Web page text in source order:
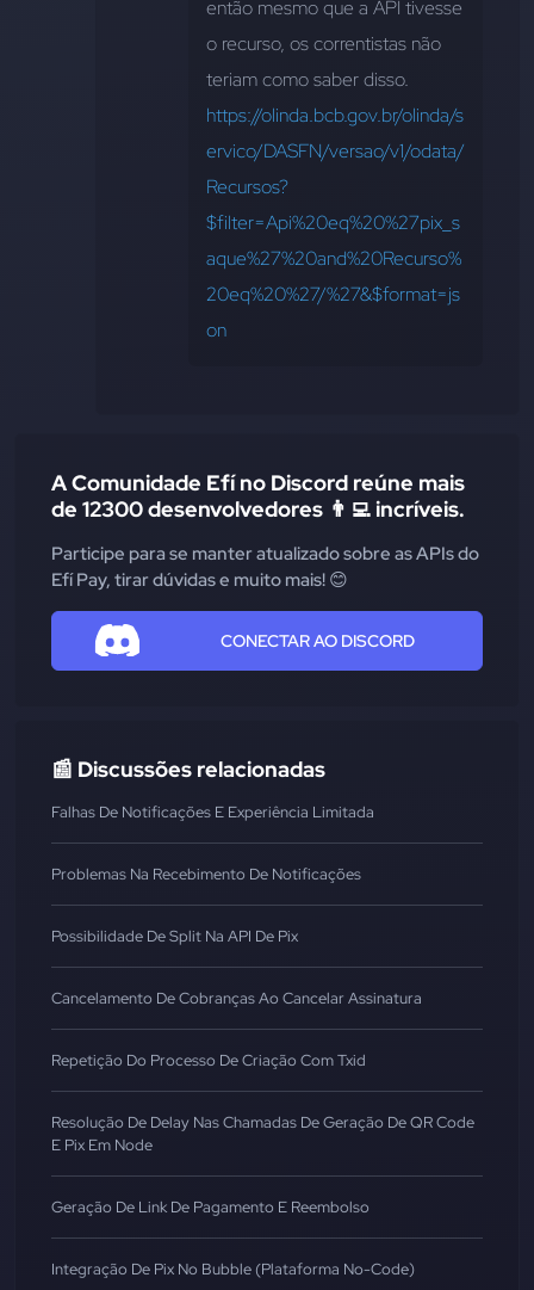
então mesmo que a API tivesse
o recurso, os correntistas não
teriam como saber disso.
https://olinda.bcb.gov.br/olinda/s
ervico/DASFN/versao/v1/odata/
Recursos?
$filter=Api%20eq%20%27pix_s
aque%27%20and%20Recurso%
20eq%20%27/%27&$format=js
on
A Comunidade Efí no Discord reúne mais
de 12300 desenvolvedores 👨‍💻 incríveis.
Participe para se manter atualizado sobre as APIs do
Efí Pay, tirar dúvidas e muito mais! 😊
CONECTAR AO DISCORD
📰 Discussões relacionadas
Falhas De Notificações E Experiência Limitada
Problemas Na Recebimento De Notificações
Possibilidade De Split Na API De Pix
Cancelamento De Cobranças Ao Cancelar Assinatura
Repetição Do Processo De Criação Com Txid
Resolução De Delay Nas Chamadas De Geração De QR Code
E Pix Em Node
Geração De Link De Pagamento E Reembolso
Integração De Pix No Bubble (Plataforma No-Code)